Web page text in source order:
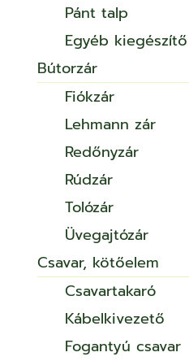
Pánt talp
Egyéb kiegészítő
Bútorzár
Fiókzár
Lehmann zár
Redőnyzár
Rúdzár
Tolózár
Üvegajtózár
Csavar, kötőelem
Csavartakaró
Kábelkivezető
Fogantyú csavar